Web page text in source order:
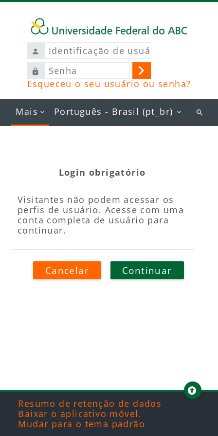
Ir para o conteúdo principal
Identificação
de
usuário
Senha
Acessar
Esqueceu o seu usuário ou senha?
Mais Português - Brasil ‎(pt_br)‎
Login obrigatório
Visitantes não podem acessar os
perfis de usuário. Acesse com uma
conta completa de usuário para
continuar.
Cancelar Continuar
Resumo de retenção de dados
Baixar o aplicativo móvel.
Mudar para o tema padrão